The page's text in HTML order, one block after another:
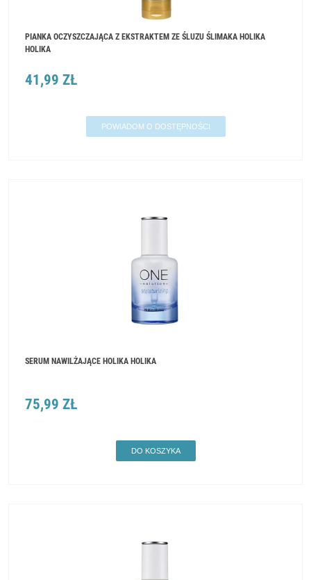
PIANKA OCZYSZCZAJĄCA Z EKSTRAKTEM ZE ŚLUZU ŚLIMAKA HOLIKA
HOLIKA
41,99 ZŁ
POWIADOM O DOSTĘPNOŚCI
SERUM NAWILŻAJĄCE HOLIKA HOLIKA
75,99 ZŁ
DO KOSZYKA